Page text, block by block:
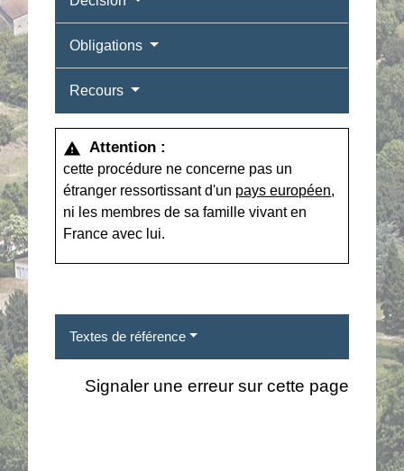
Obligations
Recours
warning Attention :
cette procédure ne concerne pas un
étranger ressortissant d'un pays européen,
ni les membres de sa famille vivant en
France avec lui.
Textes de référence
Signaler une erreur sur cette page